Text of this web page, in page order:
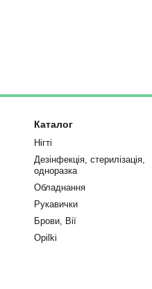
Каталог
Нігті
Дезінфекція, стерилізація,
одноразка
Обладнання
Рукавички
Брови, Вії
Opilki